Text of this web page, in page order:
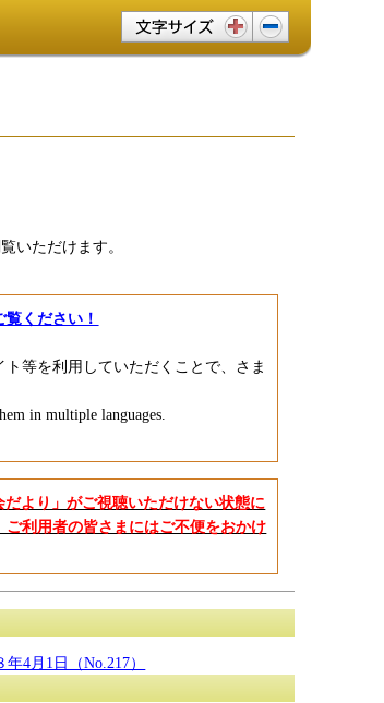
文字サイズ変更
いただけます。
ください！
等を利用していただくことで、さま
in multiple languages.
より」がご視聴いただけない状態に
利用者の皆さまにはご不便をおかけ
年4月1日（No.217）